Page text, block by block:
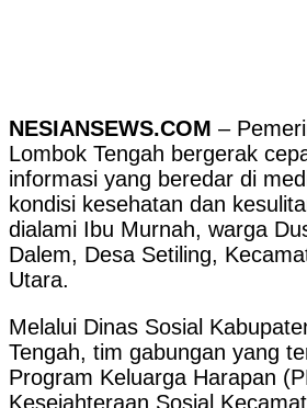
NESIANSEWS.COM –
Lombok Tengah bergerak
informasi yang beredar di
kondisi kesehatan dan
dialami Ibu Murnah, warga
Dalem, Desa Setiling,
Utara.
Melalui Dinas Sosial
Tengah, tim gabungan yang
Program Keluarga Harapan
Kesejahteraan Sosial